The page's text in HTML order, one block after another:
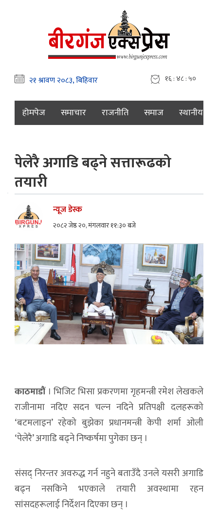
१६ : ४८ : ५१
होमपेज समाचार राजनीति समाज स्थानीय
पेलेरै अगाडि बढ्ने सत्तारूढको
तयारी
न्यूज डेस्क
२०८२ जेष्ठ २०, मंगलवार ११:३० बजे
काठमाडौं। भिजिट भिसा प्रकरणमा गृहमन्त्री रमेश लेखकले
राजीनामा नदिए सदन चल्न नदिने प्रतिपक्षी दलहरूको
‘बटमलाइन’ रहेको बुझेका प्रधानमन्त्री केपी शर्मा ओली
‘पेलेरै’ अगाडि बढ्ने निष्कर्षमा पुगेका छन् ।
संसद् निरन्तर अवरुद्ध गर्न नहुने बताउँदै उनले यसरी अगाडि
बढ्न नसकिने भएकाले तयारी अवस्थामा रहन
सांसदहरूलाई निर्देशन दिएका छन् ।